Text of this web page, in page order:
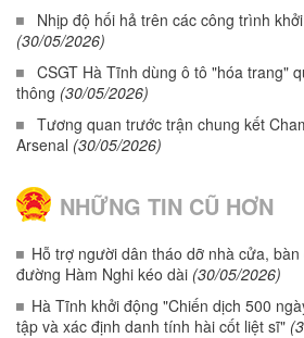
Nhịp độ hối hả trên các công trình
(30/05/2026)
CSGT Hà Tĩnh dùng ô tô "hóa trang"
thông (30/05/2026)
Tương quan trước trận chung kết
Arsenal (30/05/2026)
NHỮNG TIN CŨ HƠN
Hỗ trợ người dân tháo dỡ nhà cửa,
đường Hàm Nghi kéo dài (30/05/2026)
Hà Tĩnh khởi động "Chiến dịch 500
tập và xác định danh tính hài cốt liệt sĩ"